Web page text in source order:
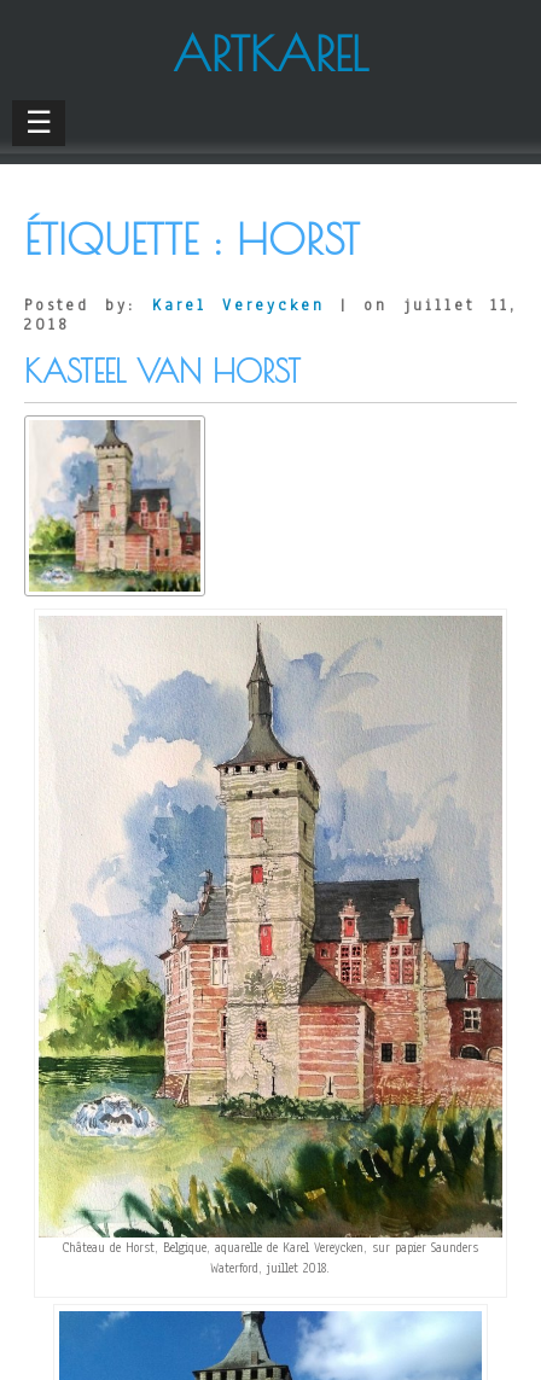
ARTKAREL
☰
ÉTIQUETTE : HORST
Posted by: Karel Vereycken
| on juillet 11,
2018
KASTEEL VAN HORST
Château de Horst, Belgique, aquarelle de Karel Vereycken, sur papier Saunders
Waterford, juillet 2018.